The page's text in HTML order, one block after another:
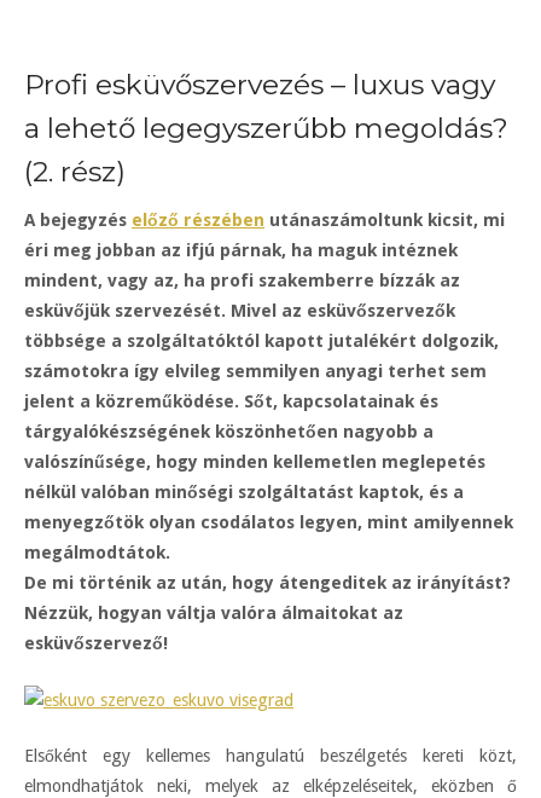
Profi esküvőszervezés – luxus vagy
a lehető legegyszerűbb megoldás?
(2. rész)
A bejegyzés előző részében utánaszámoltunk kicsit, mi
éri meg jobban az ifjú párnak, ha maguk intéznek
mindent, vagy az, ha profi szakemberre bízzák az
esküvőjük szervezését. Mivel az esküvőszervezők
többsége a szolgáltatóktól kapott jutalékért dolgozik,
számotokra így elvileg semmilyen anyagi terhet sem
jelent a közreműködése. Sőt, kapcsolatainak és
tárgyalókészségének köszönhetően nagyobb a
valószínűsége, hogy minden kellemetlen meglepetés
nélkül valóban minőségi szolgáltatást kaptok, és a
menyegzőtök olyan csodálatos legyen, mint amilyennek
megálmodtátok.
De mi történik az után, hogy átengeditek az irányítást?
Nézzük, hogyan váltja valóra álmaitokat az
esküvőszervező!
Elsőként egy kellemes hangulatú beszélgetés kereti közt,
elmondhatjátok neki, melyek az elképzeléseitek, eközben ő